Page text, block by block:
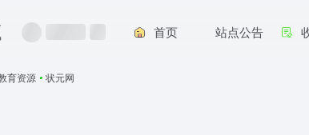
首页 站点公告
育资源 • 状元网